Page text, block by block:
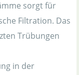
sorgt für
Filtration. Das
Trübungen
in der